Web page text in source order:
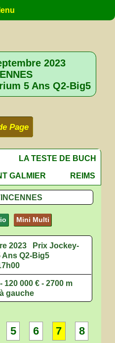
2023
5 Ans Q2-Big5
Page
LA TESTE DE BUCH
GALMIER REIMS
Mini Multi
2023
Prix Jockey-
Ans Q2-Big5
120 000 € - 2700 m
gauche
5 6 7 8